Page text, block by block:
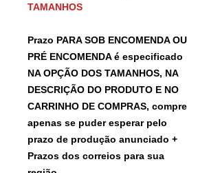
TAMANHOS
Prazo PARA SOB ENCOMENDA OU
PRÉ ENCOMENDA é especificado
NA OPÇÃO DOS TAMANHOS, NA
DESCRIÇÃO DO PRODUTO E NO
CARRINHO DE COMPRAS, compre
apenas se puder esperar pelo
prazo de produção anunciado +
Prazos dos correios para sua